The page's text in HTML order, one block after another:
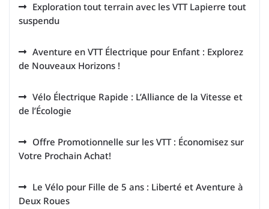
Exploration tout terrain avec les VTT Lapierre tout
suspendu
Aventure en VTT Électrique pour Enfant : Explorez
de Nouveaux Horizons !
Vélo Électrique Rapide : L’Alliance de la Vitesse et
de l’Écologie
Offre Promotionnelle sur les VTT : Économisez sur
Votre Prochain Achat!
Le Vélo pour Fille de 5 ans : Liberté et Aventure à
Deux Roues